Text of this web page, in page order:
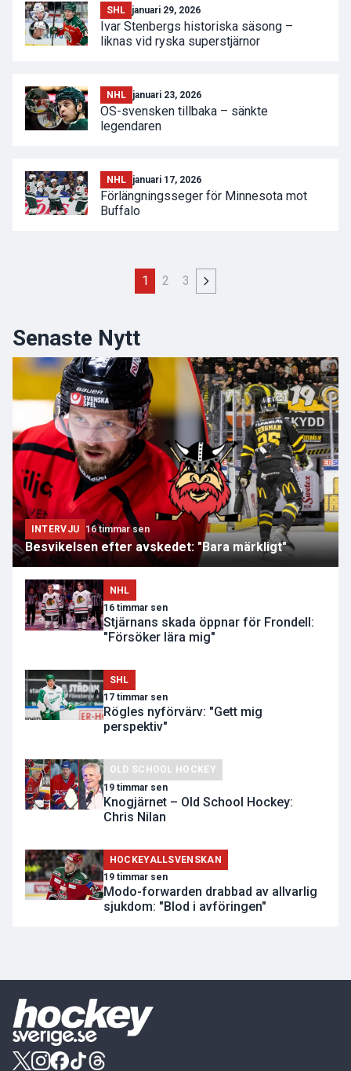
SHL januari 29, 2026
Ivar Stenbergs historiska säsong –
liknas vid ryska superstjärnor
NHL januari 23, 2026
OS-svensken tillbaka – sänkte
legendaren
NHL januari 17, 2026
Förlängningsseger för Minnesota mot
Buffalo
1 2 3
Senaste Nytt
INTERVJU 16 timmar sen
Besvikelsen efter avskedet: "Bara märkligt"
NHL
16 timmar sen
Stjärnans skada öppnar för Frondell:
"Försöker lära mig"
SHL
17 timmar sen
Rögles nyförvärv: "Gett mig
perspektiv"
OLD SCHOOL HOCKEY
19 timmar sen
Knogjärnet – Old School Hockey:
Chris Nilan
HOCKEYALLSVENSKAN
19 timmar sen
Modo-forwarden drabbad av allvarlig
sjukdom: "Blod i avföringen"